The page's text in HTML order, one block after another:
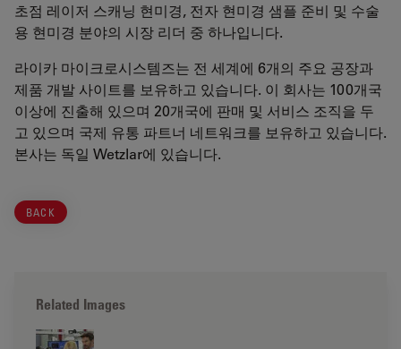
초점 레이저 스캐닝 현미경, 전자 현미경 샘플 준비 및 수술
용 현미경 분야의 시장 리더 중 하나입니다.
라이카 마이크로시스템즈는 전 세계에 6개의 주요 공장과
제품 개발 사이트를 보유하고 있습니다. 이 회사는 100개국
이상에 진출해 있으며 20개국에 판매 및 서비스 조직을 두
고 있으며 국제 유통 파트너 네트워크를 보유하고 있습니다.
본사는 독일 Wetzlar에 있습니다.
BACK
Related Images